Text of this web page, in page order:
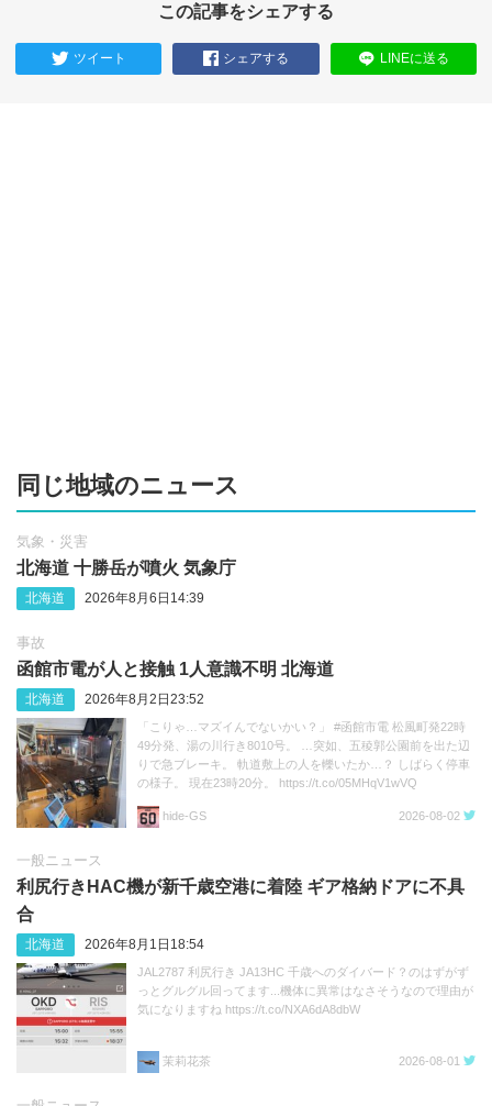
この記事をシェアする
ツイート シェアする LINEに送る
同じ地域のニュース
気象・災害
北海道 十勝岳が噴火 気象庁
北海道 2026年8月6日14:39
事故
函館市電が人と接触 1人意識不明 北海道
北海道 2026年8月2日23:52
「こりゃ…マズイんでないかい？」 #函館市電 松風町発22時
49分発、湯の川行き8010号。 …突如、五稜郭公園前を出た辺
りで急ブレーキ。 軌道敷上の人を轢いたか…？ しばらく停車
の様子。 現在23時20分。 https://t.co/05MHqV1wVQ
hide‐GS 2026-08-02
一般ニュース
利尻行きHAC機が新千歳空港に着陸 ギア格納ドアに不具
合
北海道 2026年8月1日18:54
JAL2787 利尻行き JA13HC 千歳へのダイバード？のはずがず
っとグルグル回ってます...機体に異常はなさそうなので理由が
気になりますね https://t.co/NXA6dA8dbW
茉莉花茶 2026-08-01